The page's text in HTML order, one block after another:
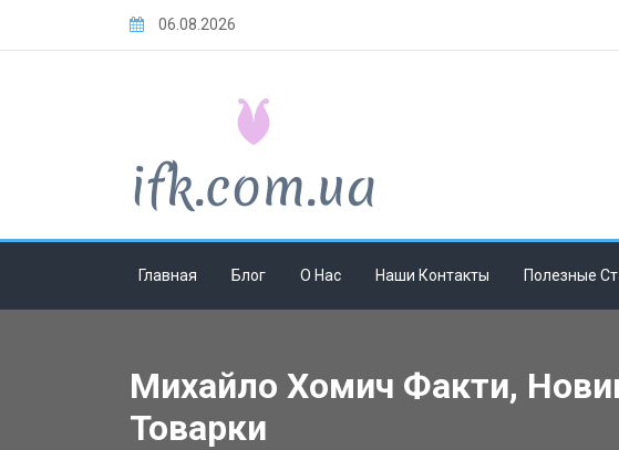
06.08.2026
Главная Блог О Нас Наши Контакты Полезные
Михайло Хомич Факти,
Товарки